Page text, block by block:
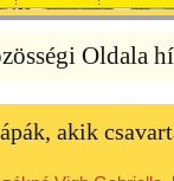
Oldala
akik